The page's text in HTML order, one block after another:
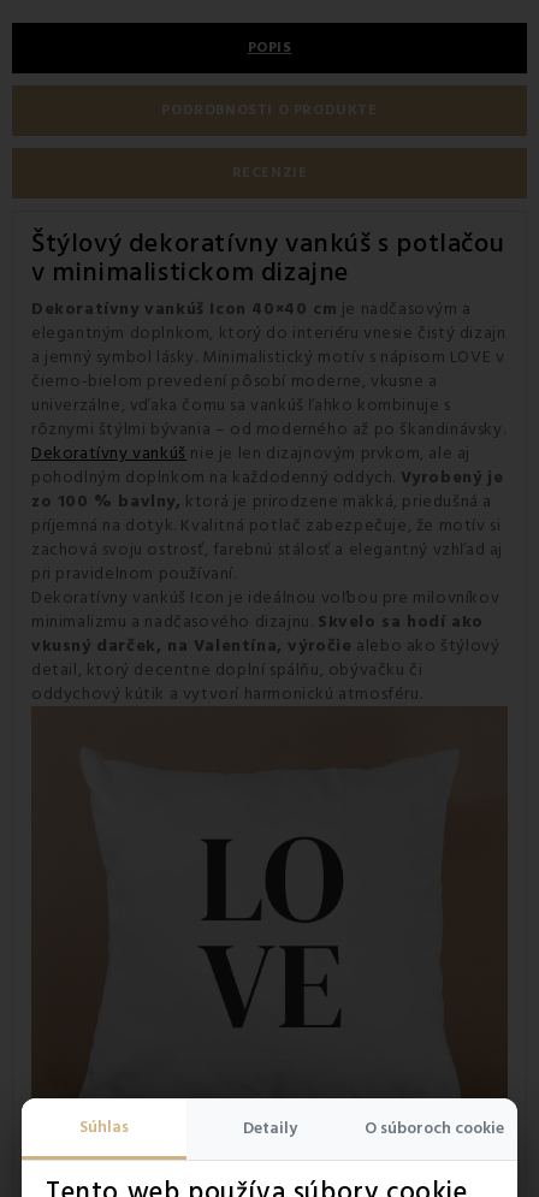
Súhlas Detaily O súboroch cookie
POPIS
PODROBNOSTI O PRODUKTE
RECENZIE
Štýlový dekoratívny vankúš s potlačou
v minimalistickom dizajne
Dekoratívny vankúš Icon 40×40 cm je nadčasovým a
elegantným doplnkom, ktorý do interiéru vnesie čistý dizajn
a jemný symbol lásky. Minimalistický motív s nápisom LOVE v
čierno-bielom prevedení pôsobí moderne, vkusne a
univerzálne, vďaka čomu sa vankúš ľahko kombinuje s
rôznymi štýlmi bývania – od moderného až po škandinávsky.
Dekoratívny vankúš nie je len dizajnovým prvkom, ale aj
pohodlným doplnkom na každodenný oddych. Vyrobený je
zo 100 % bavlny, ktorá je prirodzene mäkká, priedušná a
príjemná na dotyk. Kvalitná potlač zabezpečuje, že motív si
zachová svoju ostrosť, farebnú stálosť a elegantný vzhľad aj
pri pravidelnom používaní.
Dekoratívny vankúš Icon je ideálnou voľbou pre milovníkov
minimalizmu a nadčasového dizajnu. Skvelo sa hodí ako
vkusný darček, na Valentína, výročie alebo ako štýlový
detail, ktorý decentne doplní spálňu, obývačku či
oddychový kútik a vytvorí harmonickú atmosféru.